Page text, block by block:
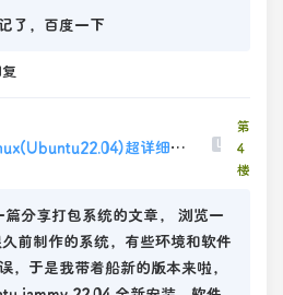
了，百度一下
LinuxDeply安装linux(Ubuntu22.04)超详细教程(需root)，完整网站运行环境的Ubuntu打包文件(2) R11; Ordinary Box Lv.0
第
4
楼
分享打包系统的文章， 浏览一
前制作的系统，有些环境和软件
，于是我带着船新的版本来啦，